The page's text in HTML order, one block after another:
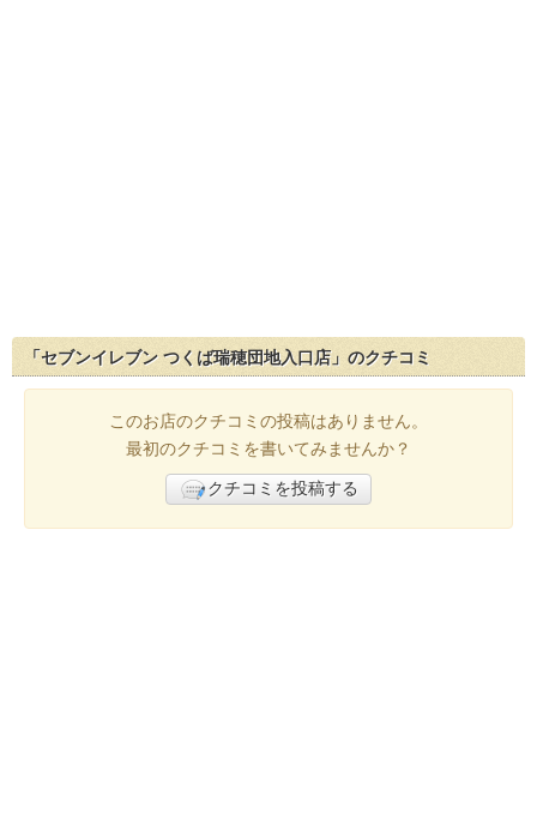
「セブンイレブン つくば瑞穂団地入口店」のクチコミ
このお店のクチコミの投稿はありません。
最初のクチコミを書いてみませんか？
クチコミを投稿する